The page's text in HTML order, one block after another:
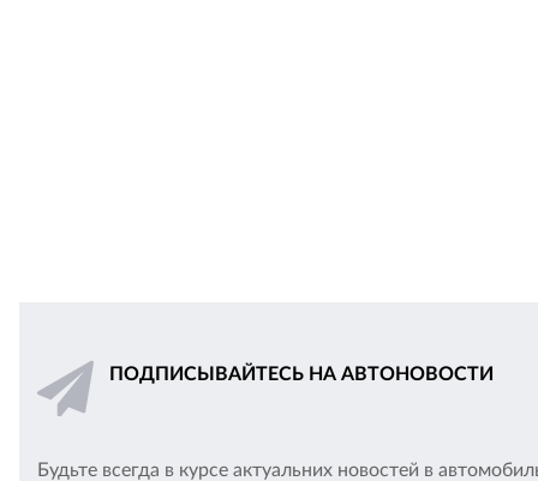
ПОДПИСЫВАЙТЕСЬ НА АВТОНОВОСТИ
Будьте всегда в курсе актуальних новостей в